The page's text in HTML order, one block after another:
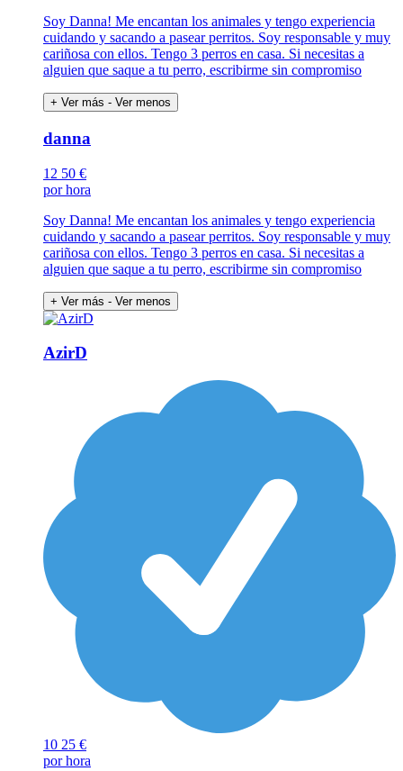
Soy Danna! Me encantan los animales y tengo experiencia
cuidando y sacando a pasear perritos. Soy responsable y muy
cariñosa con ellos. Tengo 3 perros en casa. Si necesitas a
alguien que saque a tu perro, escribirme sin compromiso
+ Ver más - Ver menos
danna
12 50 €
por hora
Soy Danna! Me encantan los animales y tengo experiencia
cuidando y sacando a pasear perritos. Soy responsable y muy
cariñosa con ellos. Tengo 3 perros en casa. Si necesitas a
alguien que saque a tu perro, escribirme sin compromiso
+ Ver más - Ver menos
AzirD
10 25 €
por hora